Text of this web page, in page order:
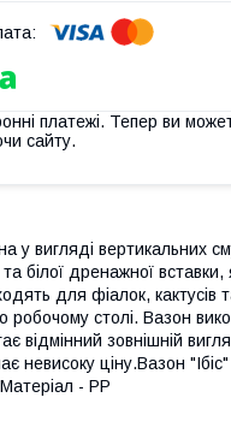
платежі. Тепер ви
сайту.
у вигляді вертикальних
білої дренажної вставки,
для фіалок, кактусів
робочому столі. Вазон
відмінний зовнішній
невисоку ціну.Вазон
- PP